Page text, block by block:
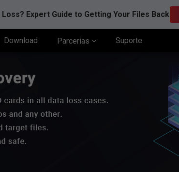
Loss? Expert Guide to Getting Your Files Back
Download Parcerias Suporte